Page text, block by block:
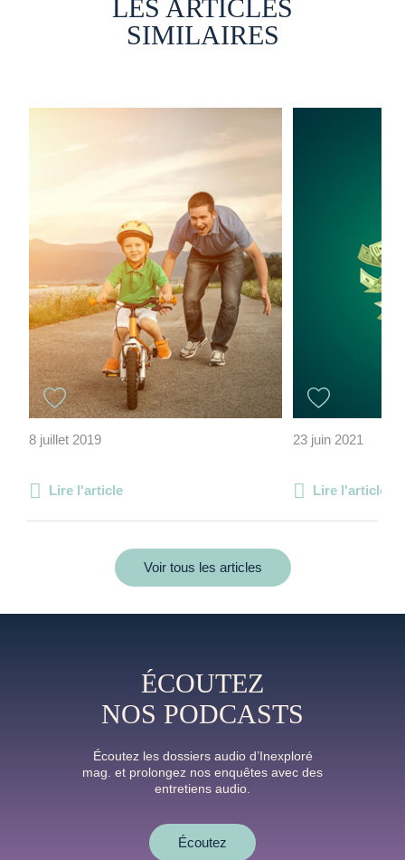
LES ARTICLES
SIMILAIRES
8 juillet 2019
Lire l'article
23 juin 2021
Lire l'article
Voir tous les articles
ÉCOUTEZ
NOS PODCASTS
Écoutez les dossiers audio d’Inexploré
mag. et prolongez nos enquêtes avec des
entretiens audio.
Écoutez